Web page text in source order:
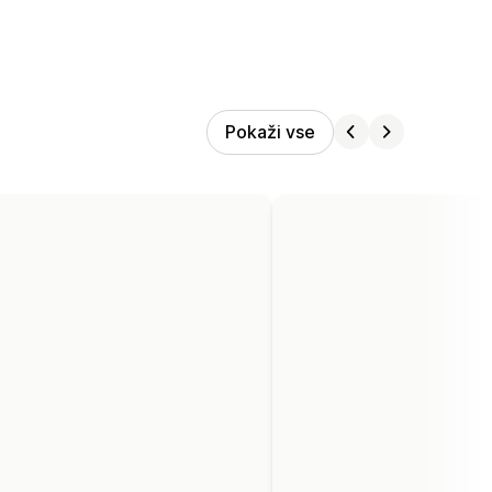
Pokaži vse